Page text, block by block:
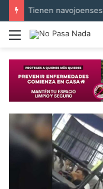
Menú